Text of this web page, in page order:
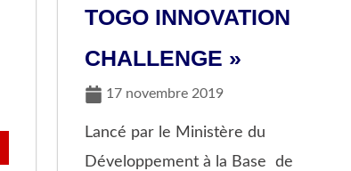
TOGO INNOVATION
CHALLENGE »
17 novembre 2019
Lancé par le Ministère du
Développement à la Base de